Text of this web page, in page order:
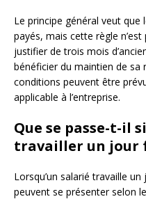
Le principe général veut
payés, mais cette règle
justifier de trois mois
bénéficier du maintien de sa
conditions peuvent être
applicable à l’entreprise.
Que se passe-t-il
travailler un jour
Lorsqu’un salarié travaille
peuvent se présenter selon